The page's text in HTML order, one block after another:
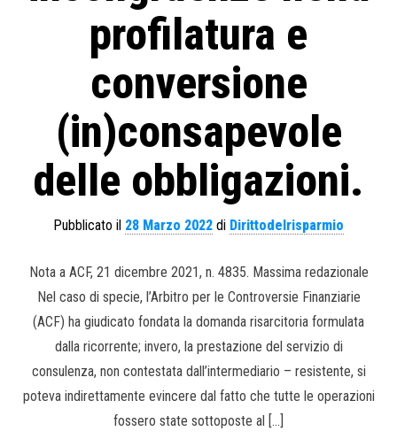
profilatura e
conversione
(in)consapevole
delle obbligazioni.
Pubblicato il 28 Marzo 2022 di Dirittodelrisparmio
Nota a ACF, 21 dicembre 2021, n. 4835. Massima redazionale
Nel caso di specie, l’Arbitro per le Controversie Finanziarie
(ACF) ha giudicato fondata la domanda risarcitoria formulata
dalla ricorrente; invero, la prestazione del servizio di
consulenza, non contestata dall’intermediario – resistente, si
poteva indirettamente evincere dal fatto che tutte le operazioni
fossero state sottoposte al […]